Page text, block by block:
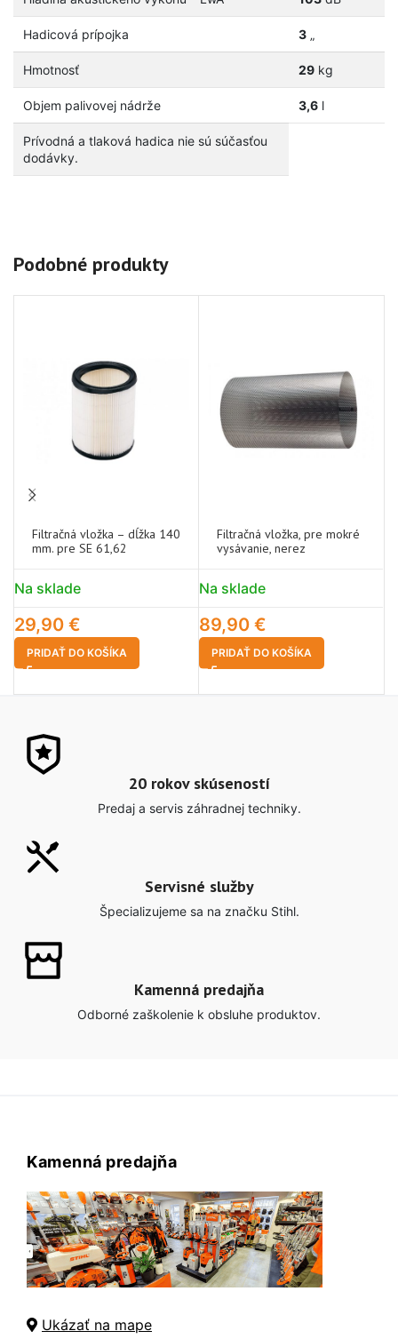
Hadicová prípojka 3„
Hmotnosť 29kg
Objem palivovej nádrže 3,6l
Prívodná a tlaková hadica nie sú súčasťou
dodávky.
Podobné produkty
Filtračná vložka – dĺžka 140
mm. pre SE 61,62
Na sklade
29,90 €
PRIDAŤ DO KOŠÍKA
Filtračná vložka, pre mokré
vysávanie, nerez
Na sklade
89,90 €
PRIDAŤ DO KOŠÍKA
20 rokov skúseností
Predaj a servis záhradnej techniky.
Servisné služby
Špecializujeme sa na značku Stihl.
Kamenná predajňa
Odborné zaškolenie k obsluhe produktov.
Kamenná predajňa
Ukázať na mape